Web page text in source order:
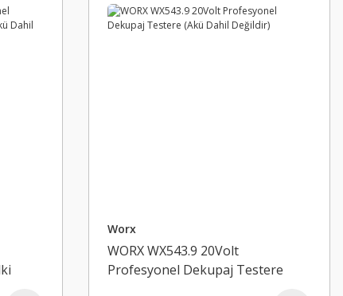
Worx
WORX WX543.9 20Volt
Profesyonel Dekupaj Testere